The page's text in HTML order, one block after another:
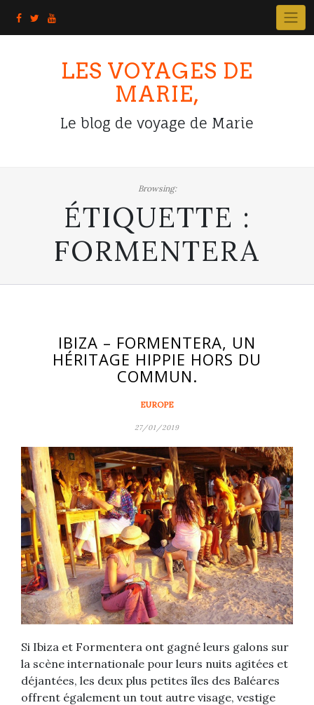
LES VOYAGES DE
MARIE,
Le blog de voyage de Marie
Browsing:
ÉTIQUETTE :
FORMENTERA
IBIZA – FORMENTERA, UN
HÉRITAGE HIPPIE HORS DU
COMMUN.
EUROPE
27/01/2019
Si Ibiza et Formentera ont gagné leurs galons sur
la scène internationale pour leurs nuits agitées et
déjantées, les deux plus petites îles des Baléares
offrent également un tout autre visage, vestige